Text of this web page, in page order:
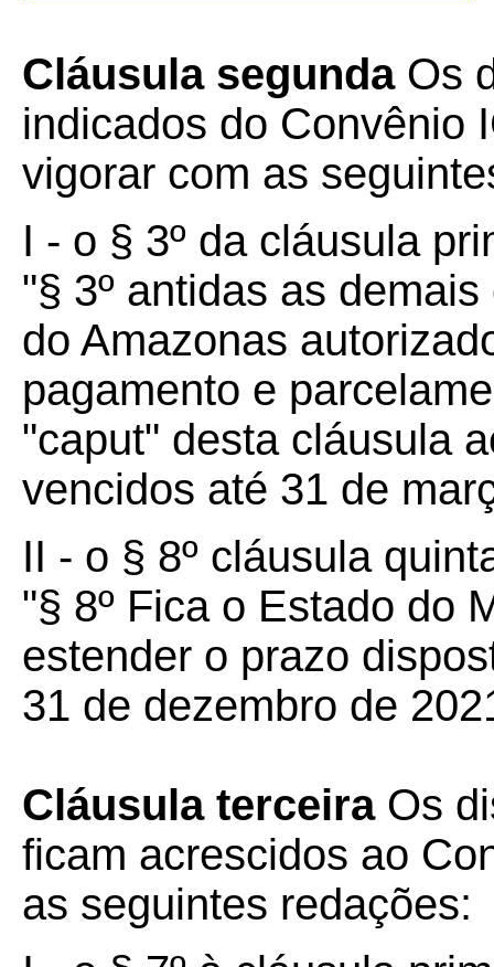
Cláusula segundaOs
indicados do Convênio
vigorar com as
I - o § 3º da cláusula
"§ 3º antidas as
do Amazonas
pagamento e
"caput" desta cláusula
vencidos até 31 de
II - o § 8º cláusula
"§ 8º Fica o Estado do
estender o prazo
31 de dezembro de
Cláusula terceiraOs
ficam acrescidos ao
as seguintes redações: